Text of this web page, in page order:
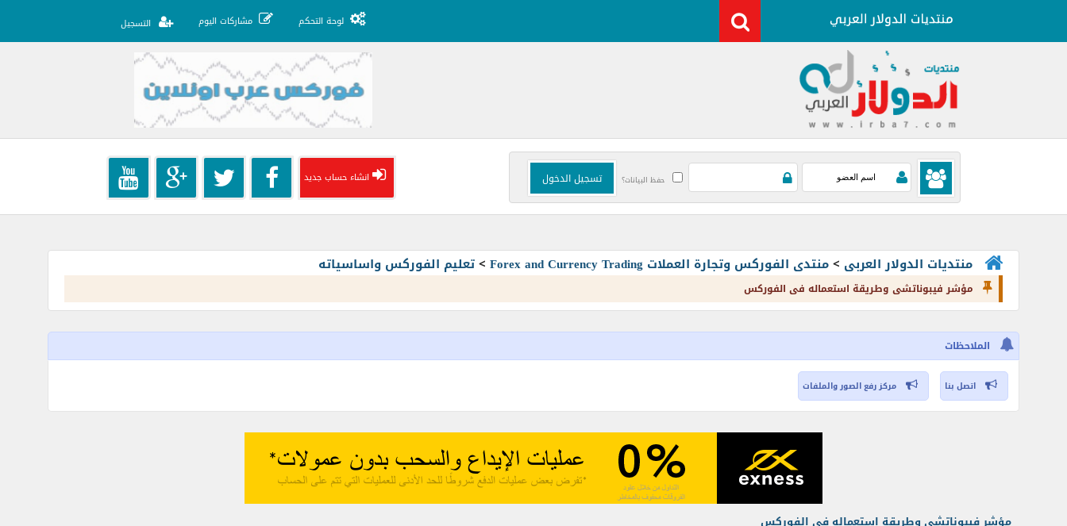
لوحة التحكم مشاركات اليوم التسجيل
حفظ البيانات؟ انشاء حساب جديد
منتديات الدولار العربى >منتدى الفوركس وتجارة العملات Forex and Currency Trading >تعليم الفوركس واساسياته
مؤشر فيبوناتشى وطريقة استعماله فى الفوركس
الملاحظات
اتصل بنا مركز رفع الصور والملفات
مؤشر فيبوناتشى وطريقة استعماله فى الفوركس